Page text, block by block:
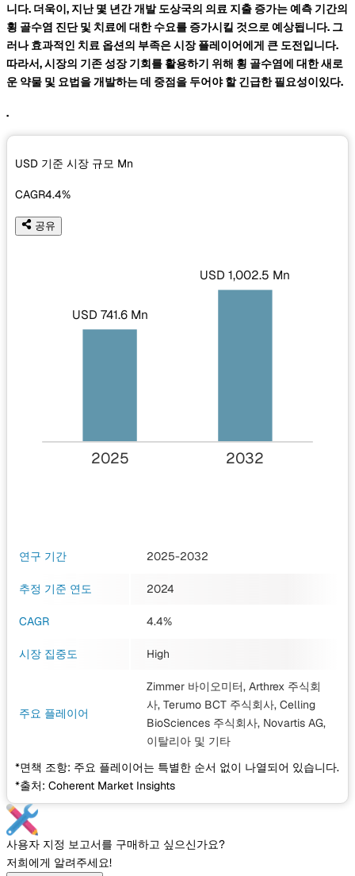
니다. 더욱이, 지난 몇 년간 개발 도상국의 의료 지출 증가는 예측 기간의
횡 골수염 진단 및 치료에 대한 수요를 증가시킬 것으로 예상됩니다. 그
러나 효과적인 치료 옵션의 부족은 시장 플레이어에게 큰 도전입니다.
따라서, 시장의 기존 성장 기회를 활용하기 위해 횡 골수염에 대한 새로
운 약물 및 요법을 개발하는 데 중점을 두어야 할 긴급한 필요성이있다.
.
USD 기준 시장 규모 Mn
CAGR4.4%
공유
USD 741.6 Mn
USD 1,002.5 Mn
2025 2032
연구 기간 2025-2032
추정 기준 연도 2024
CAGR 4.4%
시장 집중도 High
주요 플레이어
Zimmer 바이오미터, Arthrex 주식회
사, Terumo BCT 주식회사, Celling
BioSciences 주식회사, Novartis AG,
이탈리아 및 기타
*면책 조항: 주요 플레이어는 특별한 순서 없이 나열되어 있습니다.
*출처: Coherent Market Insights
사용자 지정 보고서를 구매하고 싶으신가요?
저희에게 알려주세요!